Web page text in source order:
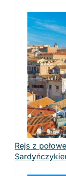
Rejs z